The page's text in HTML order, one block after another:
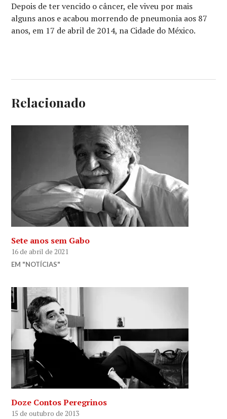
Depois de ter vencido o câncer, ele viveu por mais
alguns anos e acabou morrendo de pneumonia aos 87
anos, em 17 de abril de 2014, na Cidade do México.
Relacionado
Sete anos sem Gabo
16 de abril de 2021
EM "NOTÍCIAS"
Doze Contos Peregrinos
15 de outubro de 2013